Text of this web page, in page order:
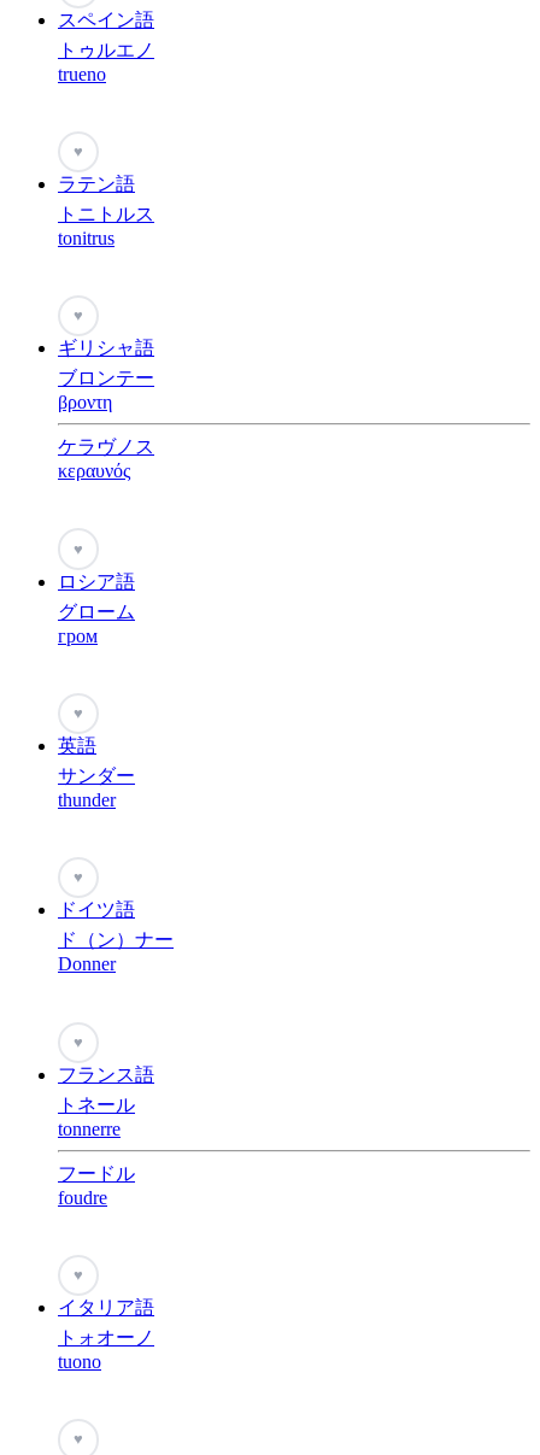
スペイン語
トゥルエノ
trueno
♥
ラテン語
トニトルス
tonitrus
♥
ギリシャ語
ブロンテー
βροντη
ケラヴノス
κεραυνός
♥
ロシア語
グローム
гром
♥
英語
サンダー
thunder
♥
ドイツ語
ド（ン）ナー
Donner
♥
フランス語
トネール
tonnerre
フードル
foudre
♥
イタリア語
トォオーノ
tuono
♥